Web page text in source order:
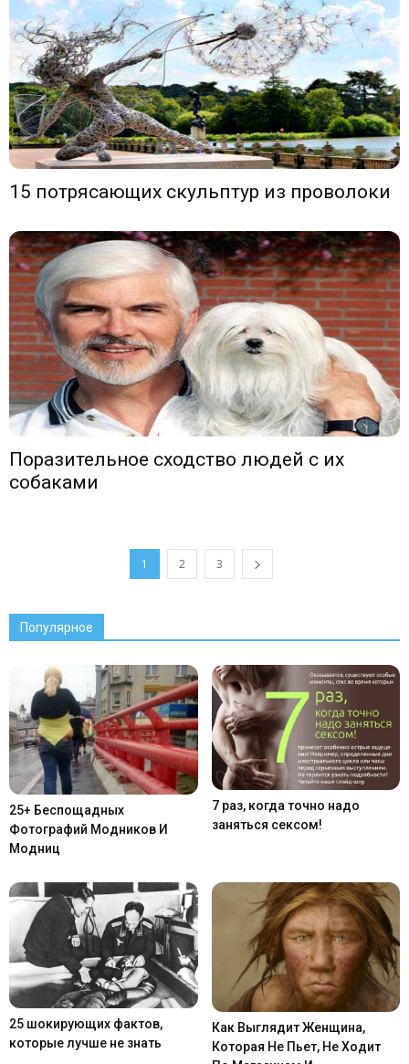
15 потрясающих скульптур из проволоки
Поразительное сходство людей с их
собаками
1 2 3
Популярное
25+ Беспощадных
Фотографий Модников И
Модниц
7 раз, когда точно надо
заняться сексом!
25 шокирующих фактов,
которые лучше не знать
Как Выглядит Женщина,
Которая Не Пьет, Не Ходит